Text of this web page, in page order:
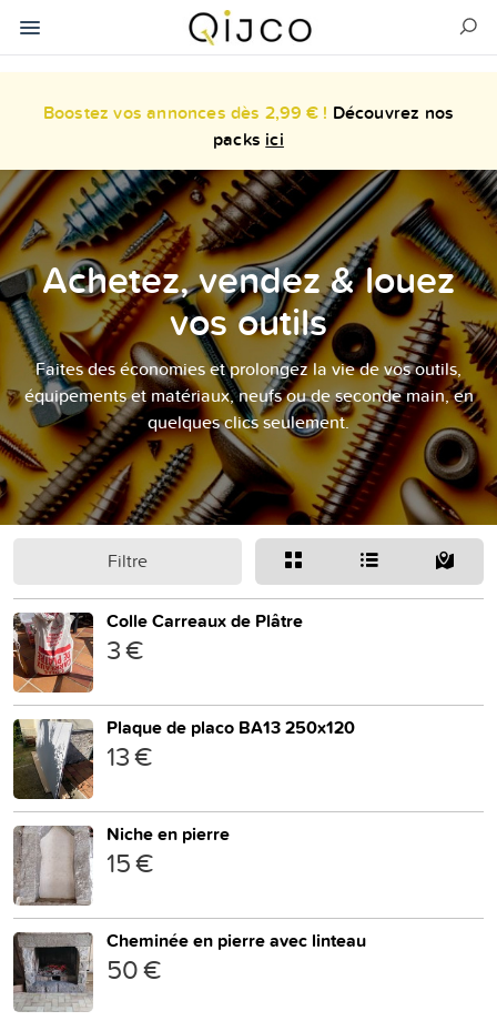
Boostez vos annonces dès 2,99 € ! Découvrez nos
packs ici
Achetez, vendez & louez
vos outils
Faites des économies et prolongez la vie de vos outils,
équipements et matériaux, neufs ou de seconde main, en
quelques clics seulement.
Filtre
Colle Carreaux de Plâtre
3 €
Plaque de placo BA13 250x120
13 €
Niche en pierre
15 €
Cheminée en pierre avec linteau
50 €